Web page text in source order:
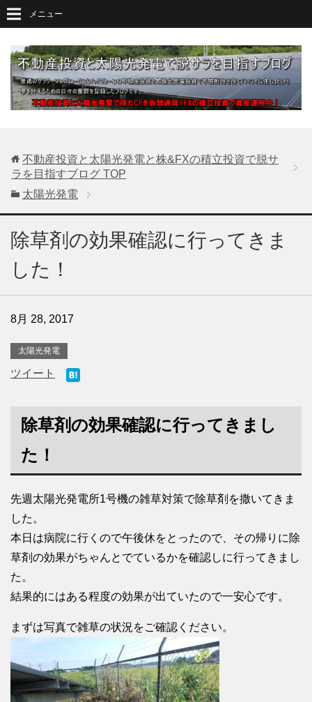
メニュー
不動産投資と太陽光発電と株&FXの積立投資で脱サ
ラを目指すブログ TOP
太陽光発電
除草剤の効果確認に行ってきま
した！
8月 28, 2017
太陽光発電
ツイート
除草剤の効果確認に行ってきまし
た！
先週太陽光発電所1号機の雑草対策で除草剤を撒いてきま
した。
本日は病院に行くので午後休をとったので、その帰りに除
草剤の効果がちゃんとでているかを確認しに行ってきまし
た。
結果的にはある程度の効果が出ていたので一安心です。
まずは写真で雑草の状況をご確認ください。